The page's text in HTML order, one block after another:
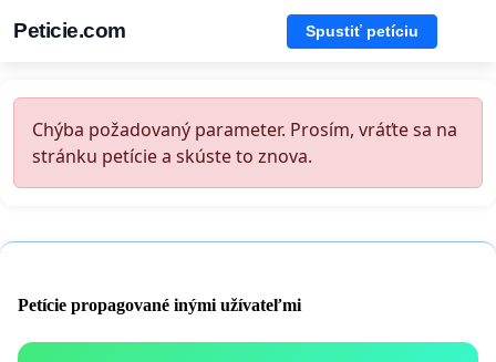
Peticie.com Spustiť petíciu
Chýba požadovaný parameter. Prosím, vráťte sa na
stránku petície a skúste to znova.
Petície propagované inými užívateľmi